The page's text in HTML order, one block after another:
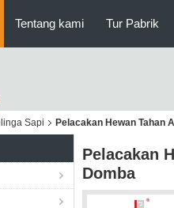
Tentang kami Tur Pabrik
Sapi Pelacakan Hewan Tahan
Pelacakan
Domba